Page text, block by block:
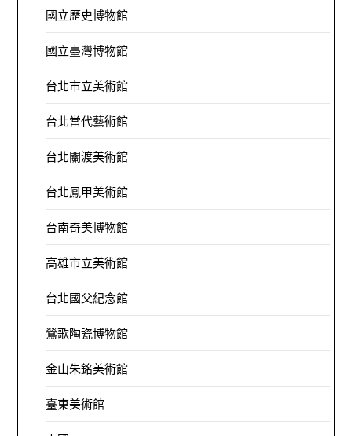
國立歷史博物館
國立臺灣博物館
台北市立美術館
台北當代藝術館
台北關渡美術館
台北鳳甲美術館
台南奇美博物館
高雄市立美術館
台北國父紀念館
鶯歌陶瓷博物館
金山朱銘美術館
臺東美術館